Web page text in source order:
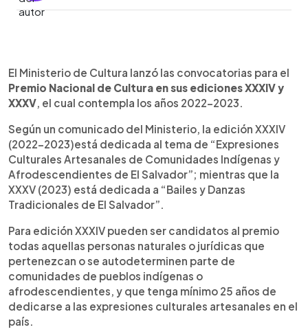
► Escuchar artículo
El Ministerio de Cultura lanzó las convocatorias para el
Premio Nacional de Cultura en sus ediciones XXXIV y
XXXV, el cual contempla los años 2022-2023.
Según un comunicado del Ministerio, la edición XXXIV
(2022-2023)está dedicada al tema de “Expresiones
Culturales Artesanales de Comunidades Indígenas y
Afrodescendientes de El Salvador”; mientras que la
XXXV (2023) está dedicada a “Bailes y Danzas
Tradicionales de El Salvador”.
Para edición XXXIV pueden ser candidatos al premio
todas aquellas personas naturales o jurídicas que
pertenezcan o se autodeterminen parte de
comunidades de pueblos indígenas o
afrodescendientes, y que tenga mínimo 25 años de
dedicarse a las expresiones culturales artesanales en el
país.